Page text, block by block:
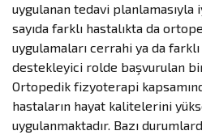
uygulanan tedavi
sayıda farklı hastalıkta da
uygulamaları cerrahi ya da
destekleyici rolde başvurulan
Ortopedik fizyoterapi
hastaların hayat kalitelerini
uygulanmaktadır. Bazı